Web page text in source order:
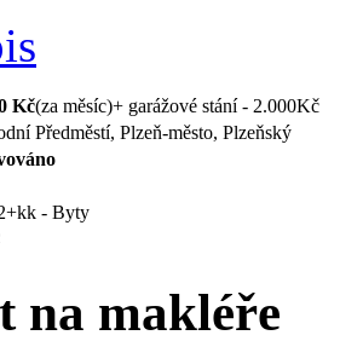
Kč(za měsíc)+ garážové stání - 2.000Kč
Předměstí, Plzeň-město, Plzeňský
- Byty
na makléře